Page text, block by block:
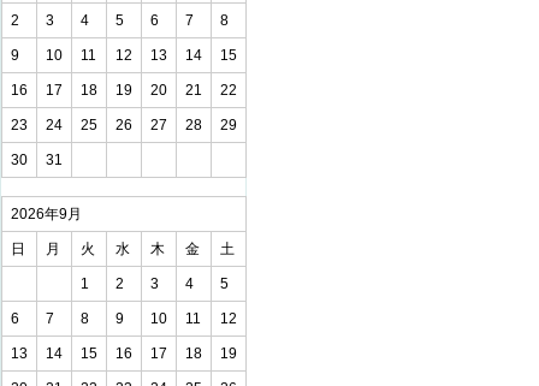
2 3 4 5 6 7 8
9 10 11 12 13 14 15
16 17 18 19 20 21 22
23 24 25 26 27 28 29
30 31
2026年9月
日 月 火 水 木 金 土
1 2 3 4 5
6 7 8 9 10 11 12
13 14 15 16 17 18 19